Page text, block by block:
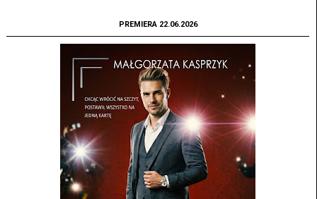
PREMIERA 22.06.2026